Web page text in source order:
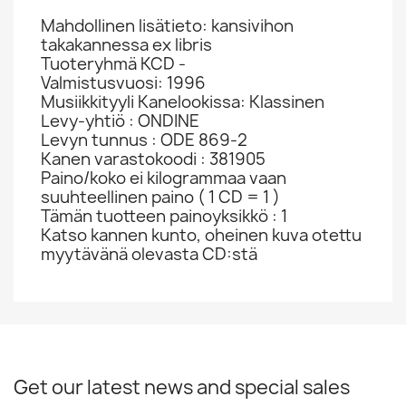
Mahdollinen lisätieto: kansivihon
takakannessa ex libris
Tuoteryhmä KCD -
Valmistusvuosi: 1996
Musiikkityyli Kanelookissa: Klassinen
Levy-yhtiö : ONDINE
Levyn tunnus : ODE 869-2
Kanen varastokoodi : 381905
Paino/koko ei kilogrammaa vaan
suuhteellinen paino ( 1 CD = 1 )
Tämän tuotteen painoyksikkö : 1
Katso kannen kunto, oheinen kuva otettu
myytävänä olevasta CD:stä
Get our latest news and special sales